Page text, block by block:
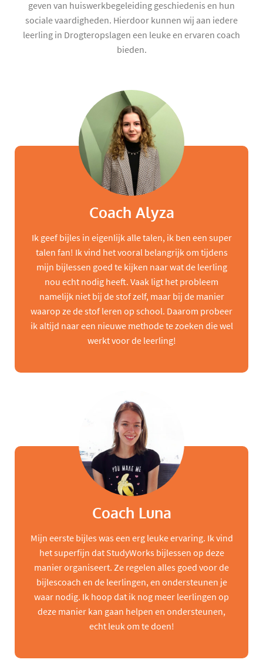
geven van huiswerkbegeleiding geschiedenis en hun
sociale vaardigheden. Hierdoor kunnen wij aan iedere
leerling in Drogteropslagen een leuke en ervaren coach
bieden.
Coach Alyza
Ik geef bijles in eigenlijk alle talen, ik ben een super
talen fan! Ik vind het vooral belangrijk om tijdens
mijn bijlessen goed te kijken naar wat de leerling
nou echt nodig heeft. Vaak ligt het probleem
namelijk niet bij de stof zelf, maar bij de manier
waarop ze de stof leren op school. Daarom probeer
ik altijd naar een nieuwe methode te zoeken die wel
werkt voor de leerling!
Coach Luna
Mijn eerste bijles was een erg leuke ervaring. Ik vind
het superfijn dat StudyWorks bijlessen op deze
manier organiseert. Ze regelen alles goed voor de
bijlescoach en de leerlingen, en ondersteunen je
waar nodig. Ik hoop dat ik nog meer leerlingen op
deze manier kan gaan helpen en ondersteunen,
echt leuk om te doen!